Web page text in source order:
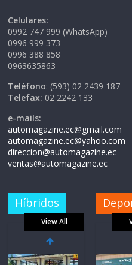
Celulares:
0992 747 999 (WhatsApp)
0996 999 373
0996 388 858
0963635863
Teléfono: (593) 02 2439 187
Telefax: 02 2242 133
e-mails:
automagazine.ec@gmail.com
automagazine.ec@yahoo.com
direccion@automagazine.ec
ventas@automagazine.ec
Híbridos
View All